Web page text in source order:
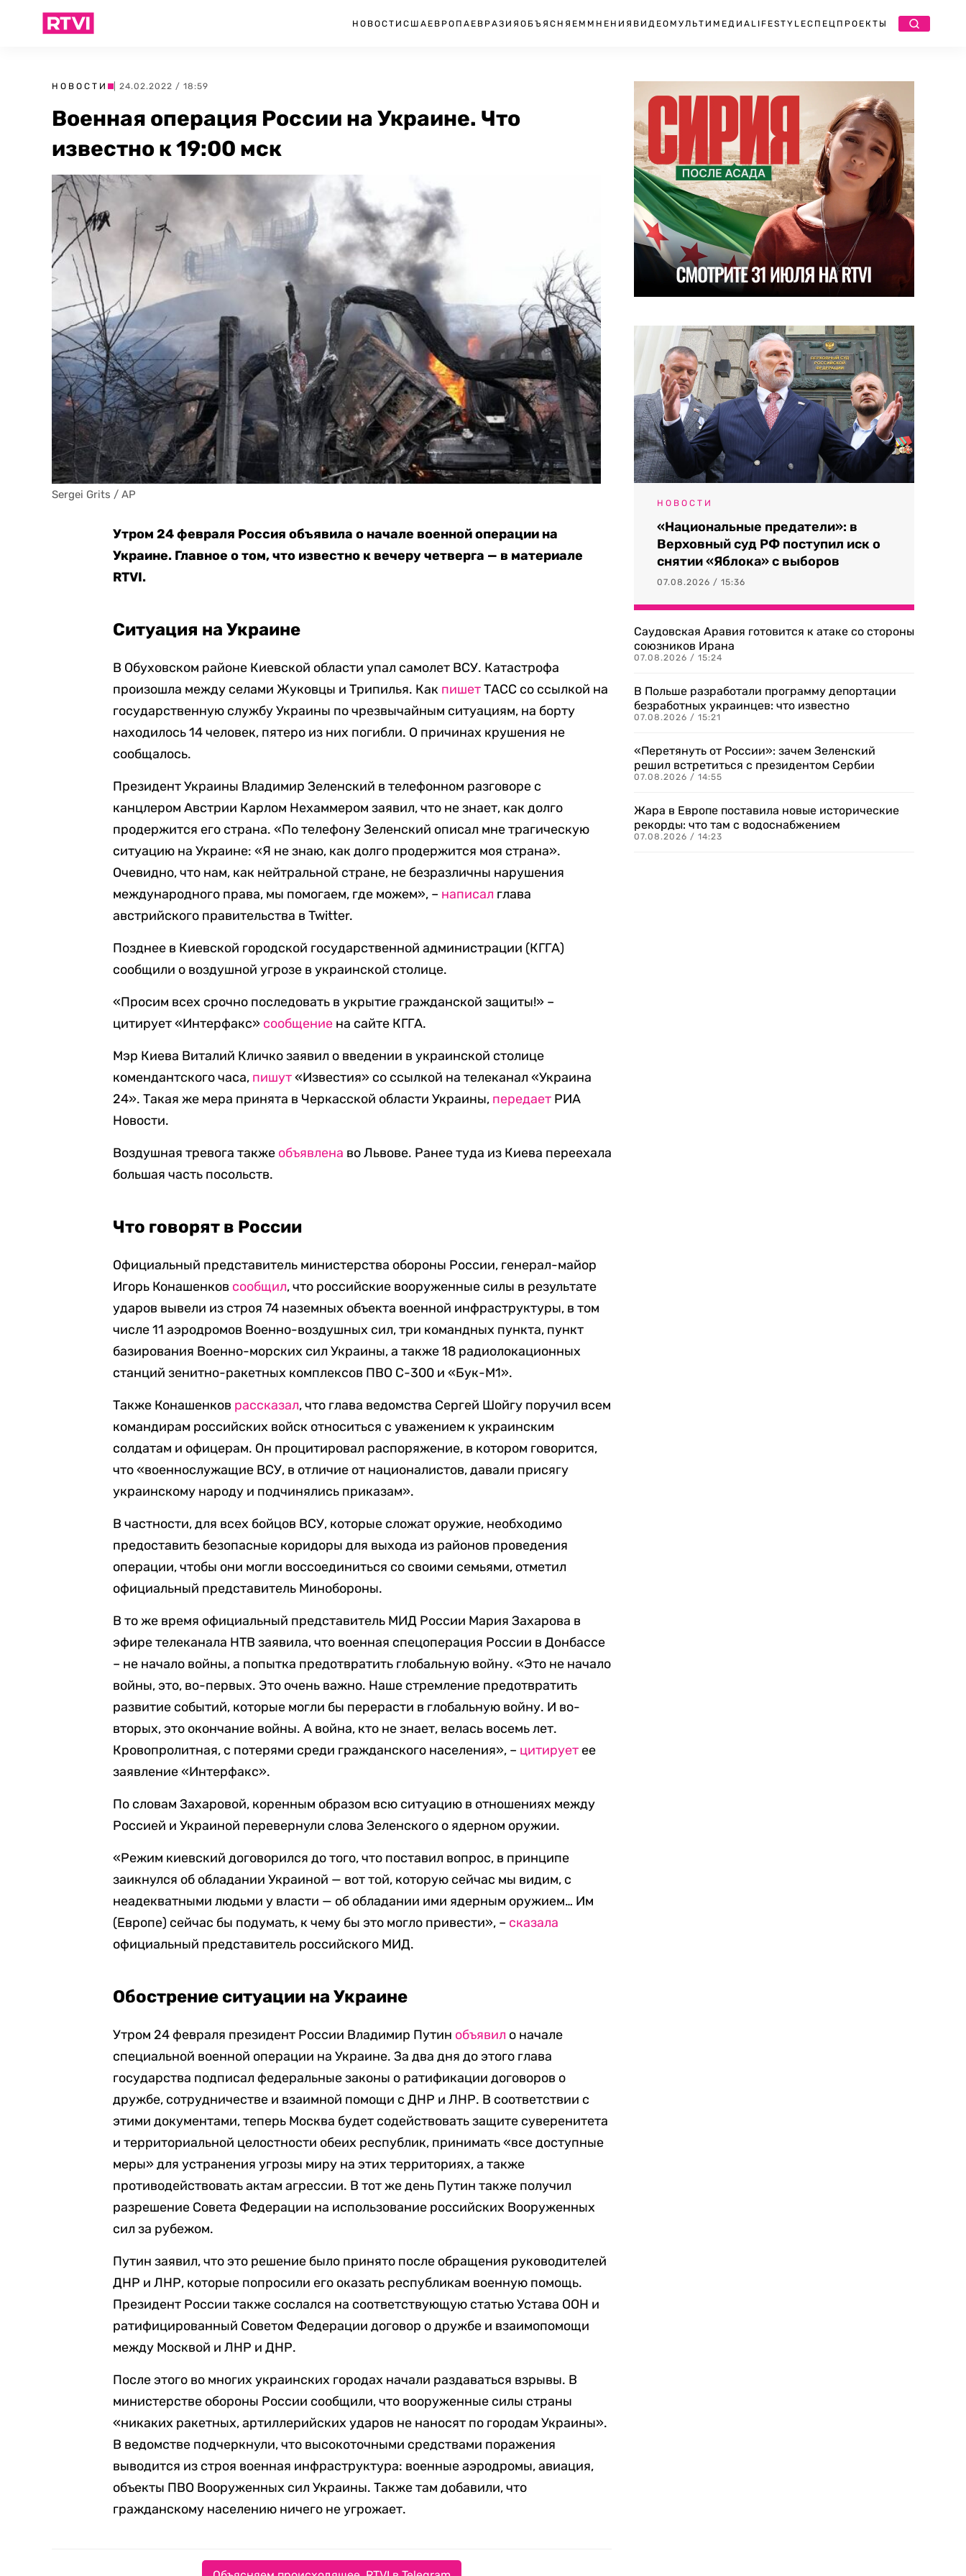
НОВОСТИ США ЕВРОПА ЕВРАЗИЯ ОБЪЯСНЯЕМ МНЕНИЯ ВИДЕО МУЛЬТИМЕДИА LIFESTYLEСПЕЦПРОЕКТЫ
НОВОСТИ | 24.02.2022 / 18:59
Военная операция России на Украине. Что
известно к 19:00 мск
Sergei Grits / AP
Утром 24 февраля Россия объявила о начале военной операции на
Украине. Главное о том, что известно к вечеру четверга — в материале
RTVI.
Ситуация на Украине
В Обуховском районе Киевской области упал самолет ВСУ. Катастрофа
произошла между селами Жуковцы и Трипилья. Как пишетТАСС со ссылкой на
государственную службу Украины по чрезвычайным ситуациям, на борту
находилось 14 человек, пятеро из них погибли. О причинах крушения не
сообщалось.
Президент Украины Владимир Зеленский в телефонном разговоре с
канцлером Австрии Карлом Нехаммером заявил, что не знает, как долго
продержится его страна. «По телефону Зеленский описал мне трагическую
ситуацию на Украине: «Я не знаю, как долго продержится моя страна».
Очевидно, что нам, как нейтральной стране, не безразличны нарушения
международного права, мы помогаем, где можем», – написал глава
австрийского правительства в Twitter.
Позднее в Киевской городской государственной администрации (КГГА)
сообщили о воздушной угрозе в украинской столице.
«Просим всех срочно последовать в укрытие гражданской защиты!» –
цитирует «Интерфакс» сообщение на сайте КГГА.
Мэр Киева Виталий Кличко заявил о введении в украинской столице
комендантского часа, пишут«Известия» со ссылкой на телеканал «Украина
24». Такая же мера принята в Черкасской области Украины, передает РИА
Новости.
Воздушная тревога также объявлена во Львове. Ранее туда из Киева переехала
большая часть посольств.
Что говорят в России
Официальный представитель министерства обороны России, генерал-майор
Игорь Конашенков сообщил, что российские вооруженные силы в результате
ударов вывели из строя 74 наземных объекта военной инфраструктуры, в том
числе 11 аэродромов Военно-воздушных сил, три командных пункта, пункт
базирования Военно-морских сил Украины, а также 18 радиолокационных
станций зенитно-ракетных комплексов ПВО С-300 и «Бук-М1».
Также Конашенков рассказал, что глава ведомства Сергей Шойгу поручил всем
командирам российских войск относиться с уважением к украинским
солдатам и офицерам. Он процитировал распоряжение, в котором говорится,
что «военнослужащие ВСУ, в отличие от националистов, давали присягу
украинскому народу и подчинялись приказам».
В частности, для всех бойцов ВСУ, которые сложат оружие, необходимо
предоставить безопасные коридоры для выхода из районов проведения
операции, чтобы они могли воссоединиться со своими семьями, отметил
официальный представитель Минобороны.
В то же время официальный представитель МИД России Мария Захарова в
эфире телеканала НТВ заявила, что военная спецоперация России в Донбассе
– не начало войны, а попытка предотвратить глобальную войну. «Это не начало
войны, это, во-первых. Это очень важно. Наше стремление предотвратить
развитие событий, которые могли бы перерасти в глобальную войну. И во-
вторых, это окончание войны. А война, кто не знает, велась восемь лет.
Кровопролитная, с потерями среди гражданского населения», – цитируетее
заявление «Интерфакс».
По словам Захаровой, коренным образом всю ситуацию в отношениях между
Россией и Украиной перевернули слова Зеленского о ядерном оружии.
«Режим киевский договорился до того, что поставил вопрос, в принципе
заикнулся об обладании Украиной — вот той, которую сейчас мы видим, с
неадекватными людьми у власти — об обладании ими ядерным оружием… Им
(Европе) сейчас бы подумать, к чему бы это могло привести», – сказала
официальный представитель российского МИД.
Обострение ситуации на Украине
Утром 24 февраля президент России Владимир Путин объявил о начале
специальной военной операции на Украине. За два дня до этого глава
государства подписал федеральные законы о ратификации договоров о
дружбе, сотрудничестве и взаимной помощи с ДНР и ЛНР. В соответствии с
этими документами, теперь Москва будет содействовать защите суверенитета
и территориальной целостности обеих республик, принимать «все доступные
меры» для устранения угрозы миру на этих территориях, а также
противодействовать актам агрессии. В тот же день Путин также получил
разрешение Совета Федерации на использование российских Вооруженных
сил за рубежом.
Путин заявил, что это решение было принято после обращения руководителей
ДНР и ЛНР, которые попросили его оказать республикам военную помощь.
Президент России также сослался на соответствующую статью Устава ООН и
ратифицированный Советом Федерации договор о дружбе и взаимопомощи
между Москвой и ЛНР и ДНР.
После этого во многих украинских городах начали раздаваться взрывы. В
министерстве обороны России сообщили, что вооруженные силы страны
«никаких ракетных, артиллерийских ударов не наносят по городам Украины».
В ведомстве подчеркнули, что высокоточными средствами поражения
выводится из строя военная инфраструктура: военные аэродромы, авиация,
объекты ПВО Вооруженных сил Украины. Также там добавили, что
гражданскому населению ничего не угрожает.
НОВОСТИ
«Национальные предатели»: в
Верховный суд РФ поступил иск о
снятии «Яблока» с выборов
07.08.2026 / 15:36
Саудовская Аравия готовится к атаке со стороны
союзников Ирана
07.08.2026 / 15:24
В Польше разработали программу депортации
безработных украинцев: что известно
07.08.2026 / 15:21
«Перетянуть от России»: зачем Зеленский
решил встретиться с президентом Сербии
07.08.2026 / 14:55
Жара в Европе поставила новые исторические
рекорды: что там с водоснабжением
07.08.2026 / 14:23